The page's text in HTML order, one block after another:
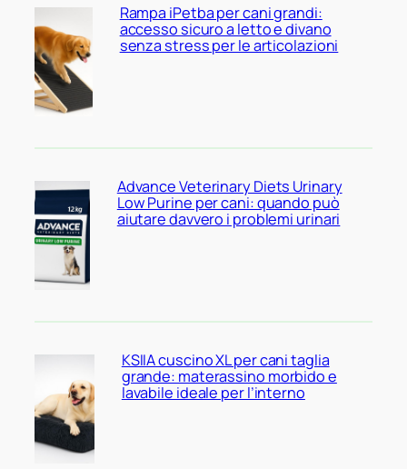
Rampa iPetba per cani grandi:
accesso sicuro a letto e divano
senza stress per le articolazioni
Advance Veterinary Diets Urinary
Low Purine per cani: quando può
aiutare davvero i problemi urinari
KSIIA cuscino XL per cani taglia
grande: materassino morbido e
lavabile ideale per l’interno